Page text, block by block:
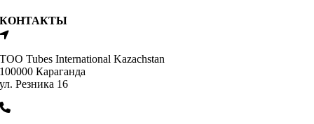
КОНТАКТЫ
ТОО Tubes International Kazachstan
100000 Караганда
ул. Резника 16